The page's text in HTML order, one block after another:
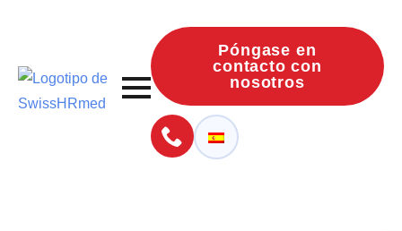
Póngase en
contacto con
nosotros